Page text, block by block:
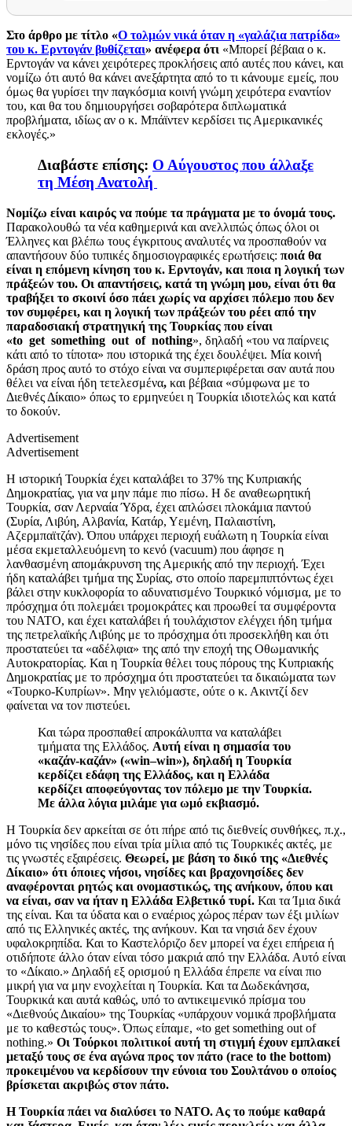
Στο άρθρο με τίτλο «Ο τολμών νικά όταν η «γαλάζια πατρίδα»
του κ. Ερντογάν βυθίζεται» ανέφερα ότι «Μπορεί βέβαια ο κ.
Ερντογάν να κάνει χειρότερες προκλήσεις από αυτές που κάνει, και
νομίζω ότι αυτό θα κάνει ανεξάρτητα από το τι κάνουμε εμείς, που
όμως θα γυρίσει την παγκόσμια κοινή γνώμη χειρότερα εναντίον
του, και θα του δημιουργήσει σοβαρότερα διπλωματικά
προβλήματα, ιδίως αν ο κ. Μπάϊντεν κερδίσει τις Αμερικανικές
εκλογές.»
Διαβάστε επίσης: Ο Αύγουστος που άλλαξε
τη Μέση Ανατολή
Νομίζω είναι καιρός να πούμε τα πράγματα με το όνομά τους.
Παρακολουθώ τα νέα καθημερινά και ανελλιπώς όπως όλοι οι
Έλληνες και βλέπω τους έγκριτους αναλυτές να προσπαθούν να
απαντήσουν δύο τυπικές δημοσιογραφικές ερωτήσεις: ποιά θα
είναι η επόμενη κίνηση του κ. Ερντογάν, και ποια η λογική των
πράξεών του. Οι απαντήσεις, κατά τη γνώμη μου, είναι ότι θα
τραβήξει το σκοινί όσο πάει χωρίς να αρχίσει πόλεμο που δεν
τον συμφέρει, και η λογική των πράξεών του ρέει από την
παραδοσιακή στρατηγική της Τουρκίας που είναι
«to get something out of nothing», δηλαδή «του να παίρνεις
κάτι από το τίποτα» που ιστορικά της έχει δουλέψει. Μία κοινή
δράση προς αυτό το στόχο είναι να συμπεριφέρεται σαν αυτά που
θέλει να είναι ήδη τετελεσμένα, και βέβαια «σύμφωνα με το
Διεθνές Δίκαιο» όπως το ερμηνεύει η Τουρκία ιδιοτελώς και κατά
το δοκούν.
Advertisement
Advertisement
Η ιστορική Τουρκία έχει καταλάβει το 37% της Κυπριακής
Δημοκρατίας, για να μην πάμε πιο πίσω. Η δε αναθεωρητική
Τουρκία, σαν Λερναία Ύδρα, έχει απλώσει πλοκάμια παντού
(Συρία, Λιβύη, Αλβανία, Κατάρ, Υεμένη, Παλαιστίνη,
Αζερμπαϊτζάν). Όπου υπάρχει περιοχή ευάλωτη η Τουρκία είναι
μέσα εκμεταλλευόμενη το κενό (vacuum) που άφησε η
λανθασμένη απομάκρυνση της Αμερικής από την περιοχή. Έχει
ήδη καταλάβει τμήμα της Συρίας, στο οποίο παρεμπιπτόντως έχει
βάλει στην κυκλοφορία το αδυνατισμένο Τουρκικό νόμισμα, με το
πρόσχημα ότι πολεμάει τρομοκράτες και προωθεί τα συμφέροντα
του ΝΑΤΟ, και έχει καταλάβει ή τουλάχιστον ελέγχει ήδη τμήμα
της πετρελαϊκής Λιβύης με το πρόσχημα ότι προσεκλήθη και ότι
προστατεύει τα «αδέλφια» της από την εποχή της Οθωμανικής
Αυτοκρατορίας. Και η Τουρκία θέλει τους πόρους της Κυπριακής
Δημοκρατίας με το πρόσχημα ότι προστατεύει τα δικαιώματα των
«Τουρκο-Κυπρίων». Μην γελιόμαστε, ούτε ο κ. Ακιντζί δεν
φαίνεται να τον πιστεύει.
Και τώρα προσπαθεί απροκάλυπτα να καταλάβει
τμήματα της Ελλάδος. Αυτή είναι η σημασία του
«καζάν-καζάν» («win–win»), δηλαδή η Τουρκία
κερδίζει εδάφη της Ελλάδος, και η Ελλάδα
κερδίζει αποφεύγοντας τον πόλεμο με την Τουρκία.
Με άλλα λόγια μιλάμε για ωμό εκβιασμό.
Η Τουρκία δεν αρκείται σε ότι πήρε από τις διεθνείς συνθήκες, π.χ.,
μόνο τις νησίδες που είναι τρία μίλια από τις Τουρκικές ακτές, με
τις γνωστές εξαιρέσεις. Θεωρεί, με βάση το δικό της «Διεθνές
Δίκαιο» ότι όποιες νήσοι, νησίδες και βραχονησίδες δεν
αναφέρονται ρητώς και ονομαστικώς, της ανήκουν, όπου και
να είναι, σαν να ήταν η Ελλάδα Ελβετικό τυρί. Και τα Ίμια δικά
της είναι. Και τα ύδατα και ο εναέριος χώρος πέραν των έξι μιλίων
από τις Ελληνικές ακτές, της ανήκουν. Και τα νησιά δεν έχουν
υφαλοκρηπίδα. Και το Καστελόριζο δεν μπορεί να έχει επήρεια ή
οτιδήποτε άλλο όταν είναι τόσο μακριά από την Ελλάδα. Αυτό είναι
το «Δίκαιο.» Δηλαδή εξ ορισμού η Ελλάδα έπρεπε να είναι πιο
μικρή για να μην ενοχλείται η Τουρκία. Και τα Δωδεκάνησα,
Τουρκικά και αυτά καθώς, υπό το αντικειμενικό πρίσμα του
«Διεθνούς Δικαίου» της Τουρκίας «υπάρχουν νομικά προβλήματα
με το καθεστώς τους». Όπως είπαμε, «to get something out of
nothing.» Οι Τούρκοι πολιτικοί αυτή τη στιγμή έχουν εμπλακεί
μεταξύ τους σε ένα αγώνα προς τον πάτο (race to the bottom)
προκειμένου να κερδίσουν την εύνοια του Σουλτάνου ο οποίος
βρίσκεται ακριβώς στον πάτο.
Η Τουρκία πάει να διαλύσει το ΝΑΤΟ. Ας το πούμε καθαρά